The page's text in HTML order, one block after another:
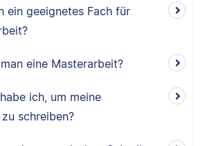
ein geeignetes Fach für
eine Masterarbeit?
ich, um meine
schreiben?